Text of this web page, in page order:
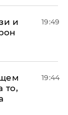
и
19:49
то,
19:44